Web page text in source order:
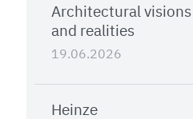
Architectural visions
and realities
19.06.2026
Heinze